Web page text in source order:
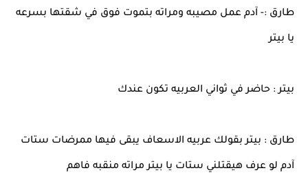
طارق :- آدم عمل مصيبه ومراته بتموت فوق في شقتها بسرعه
يا بيتر
بيتر : حاضر في ثواني العربيه تكون عندك
طارق : بيتر بقولك عربيه الاسعاف يبقى فيها ممرضات ستات
آدم لو عرف هيقتلني ستات يا بيتر مراته منقبه فاهم